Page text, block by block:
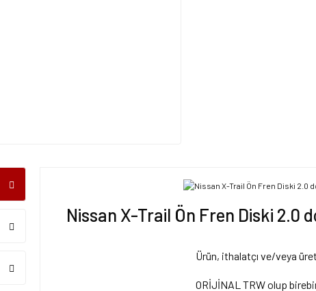
Nissan X-Trail Ön Fren Diski 2.0
Ürün, ithalatçı ve/veya
ORİJİNAL TRW olup